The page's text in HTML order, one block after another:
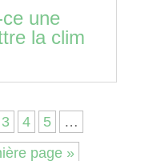
une
la clim
3 4 5
…
page »